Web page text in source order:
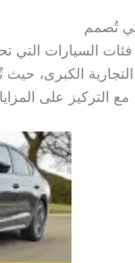
تُصمم
فئات السيارات
التجارية